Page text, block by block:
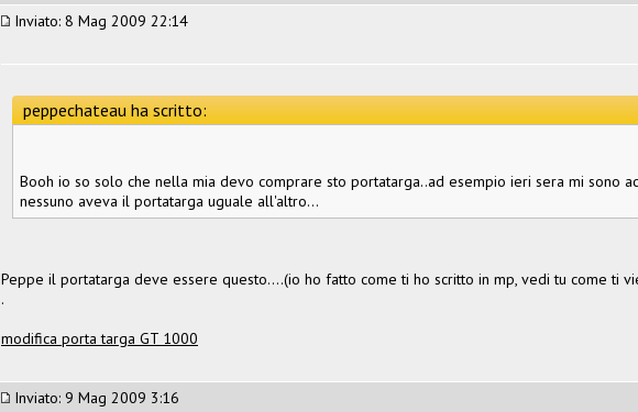
Inviato: 8 Mag 2009 22:14
peppechateau ha scritto:
Booh io so solo che nella mia devo comprare sto portatarga..ad esempio ieri sera mi sono
nessuno aveva il portatarga uguale all'altro...
Peppe il portatarga deve essere questo....(io ho fatto come ti ho scritto in mp, vedi tu come ti
.
modifica porta targa GT 1000
Inviato: 9 Mag 2009 3:16